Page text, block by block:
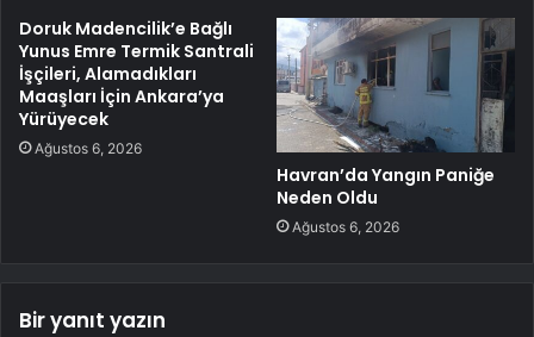
Doruk Madencilik’e Bağlı
Yunus Emre Termik Santrali
İşçileri, Alamadıkları
Maaşları İçin Ankara’ya
Yürüyecek
Ağustos 6, 2026
Havran’da Yangın Paniğe
Neden Oldu
Ağustos 6, 2026
Bir yanıt yazın